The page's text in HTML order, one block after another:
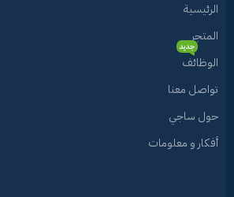
الرئيسية
المتجر
الوظائف
جديد
تواصل معنا
حول ساجي
أفكار و معلومات